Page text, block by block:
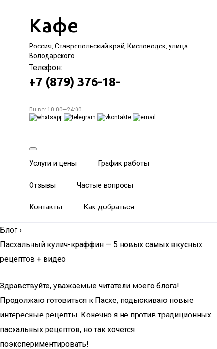
Кафе
Россия, Ставропольский край, Кисловодск, улица
Володарского
Телефон:
+7 (879) 376-18-
Пн-вс: 10:00—24:00
Услуги и цены График работы
Отзывы Частые вопросы
Контакты Как добраться
Блог ›
Пасхальный кулич-краффин — 5 новых самых вкусных
рецептов + видео
Здравствуйте, уважаемые читатели моего блога!
Продолжаю готовиться к Пасхе, подыскиваю новые
интересные рецепты. Конечно я не против традиционных
пасхальных рецептов, но так хочется
поэкспериментировать!